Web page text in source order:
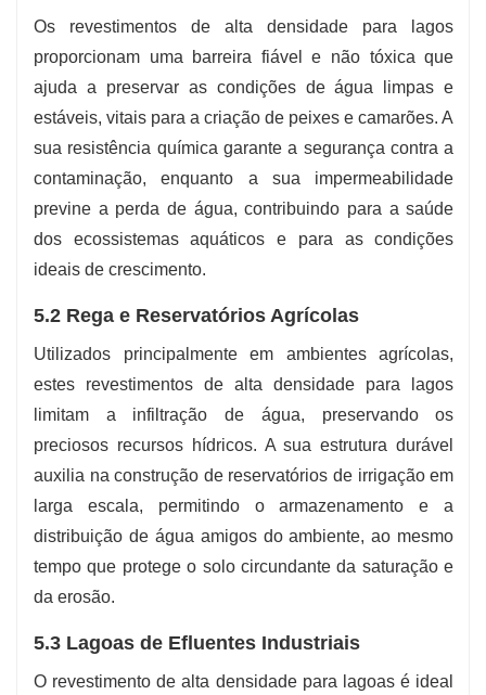
Os revestimentos de alta densidade para lagos
proporcionam uma barreira fiável e não tóxica que
ajuda a preservar as condições de água limpas e
estáveis, vitais para a criação de peixes e camarões. A
sua resistência química garante a segurança contra a
contaminação, enquanto a sua impermeabilidade
previne a perda de água, contribuindo para a saúde
dos ecossistemas aquáticos e para as condições
ideais de crescimento.
5.2 Rega e Reservatórios Agrícolas
Utilizados principalmente em ambientes agrícolas,
estes revestimentos de alta densidade para lagos
limitam a infiltração de água, preservando os
preciosos recursos hídricos. A sua estrutura durável
auxilia na construção de reservatórios de irrigação em
larga escala, permitindo o armazenamento e a
distribuição de água amigos do ambiente, ao mesmo
tempo que protege o solo circundante da saturação e
da erosão.
5.3 Lagoas de Efluentes Industriais
O revestimento de alta densidade para lagoas é ideal